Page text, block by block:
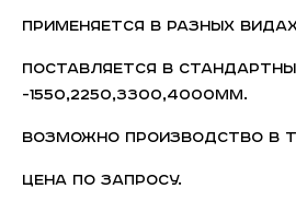
Применяется в разных
Поставляется в
-1550,2250,3300,4000мм.
Возможно производство в
Цена по запросу.